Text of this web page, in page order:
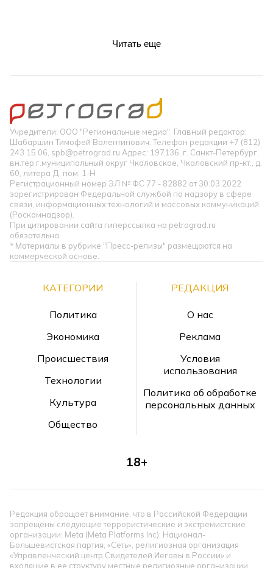
Читать еще
Учредители: ООО "Региональные медиа". Главный редактор:
Шабаршин Тимофей Валентинович. Телефон редакции +7 (812)
243 15 06, spb@petrograd.ru Адрес: 197136, г. Санкт-Петербург,
вн.тер.г.муниципальный округ Чкаловское, Чкаловский пр-кт., д.
60, литера Д, пом. 1-Н
Регистрационный номер ЭЛ № ФС 77 - 82882 от 30.03.2022
зарегистрирован Федеральной службой по надзору в сфере
связи, информационных технологий и массовых коммуникаций
(Роскомнадзор).
При цитировании сайта гиперссылка на petrograd.ru
обязательна.
* Материалы в рубрике "Пресс-релизы" размещаются на
коммерческой основе.
КАТЕГОРИИ
Политика
Экономика
Происшествия
Технологии
Культура
Общество
РЕДАКЦИЯ
О нас
Реклама
Условия
использования
Политика об обработке
персональных данных
18+
Редакция обращает внимание, что в Российской Федерации
запрещены следующие террористические и экстремистские
организации: Meta (Meta Platforms Inc), Национал-
Большевистская партия, «Сеть», религиозная организация
«Управленческий центр Свидетелей Иеговы в России» и
входящие в ее структуру местные религиозные организации,